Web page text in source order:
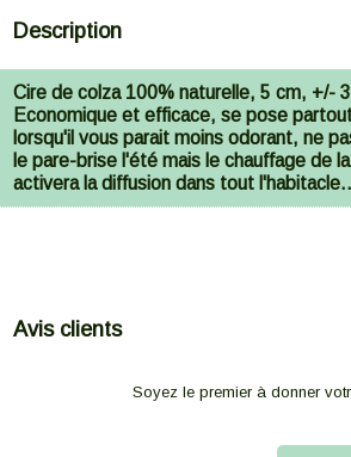
Description
Cire de colza 100% naturelle, 5 cm, +/-
Economique et efficace, se pose
lorsqu'il vous parait moins odorant, ne
le pare-brise l'été mais le chauffage de
activera la diffusion dans tout
Avis clients
Soyez le premier à donner